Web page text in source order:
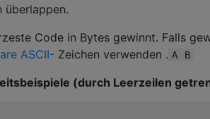
überlappen.
Code in Bytes gewinnt. Falls
ASCII- Zeichen verwenden . A B
(durch Leerzeilen